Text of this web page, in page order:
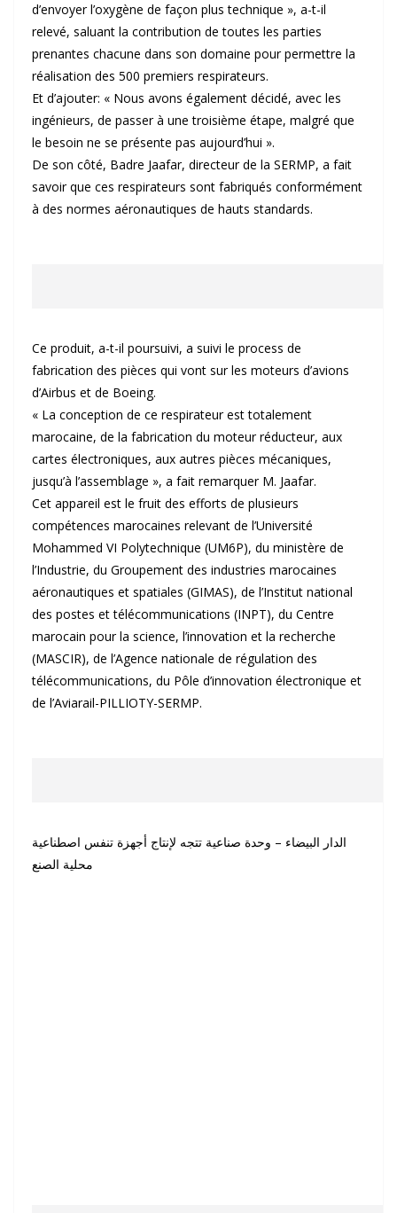
d’envoyer l’oxygène de façon plus technique », a-t-il
relevé, saluant la contribution de toutes les parties
prenantes chacune dans son domaine pour permettre la
réalisation des 500 premiers respirateurs.
Et d’ajouter: « Nous avons également décidé, avec les
ingénieurs, de passer à une troisième étape, malgré que
le besoin ne se présente pas aujourd’hui ».
De son côté, Badre Jaafar, directeur de la SERMP, a fait
savoir que ces respirateurs sont fabriqués conformément
à des normes aéronautiques de hauts standards.
Ce produit, a-t-il poursuivi, a suivi le process de
fabrication des pièces qui vont sur les moteurs d’avions
d’Airbus et de Boeing.
« La conception de ce respirateur est totalement
marocaine, de la fabrication du moteur réducteur, aux
cartes électroniques, aux autres pièces mécaniques,
jusqu’à l’assemblage », a fait remarquer M. Jaafar.
Cet appareil est le fruit des efforts de plusieurs
compétences marocaines relevant de l’Université
Mohammed VI Polytechnique (UM6P), du ministère de
l’Industrie, du Groupement des industries marocaines
aéronautiques et spatiales (GIMAS), de l’Institut national
des postes et télécommunications (INPT), du Centre
marocain pour la science, l’innovation et la recherche
(MASCIR), de l’Agence nationale de régulation des
télécommunications, du Pôle d’innovation électronique et
de l’Aviarail-PILLIOTY-SERMP.
الدار البيضاء – وحدة صناعية تتجه لإنتاج أجهزة تنفس اصطناعية
محلية الصنع